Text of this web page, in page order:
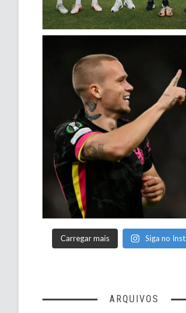
Carregar mais Siga no
ARQUIVOS